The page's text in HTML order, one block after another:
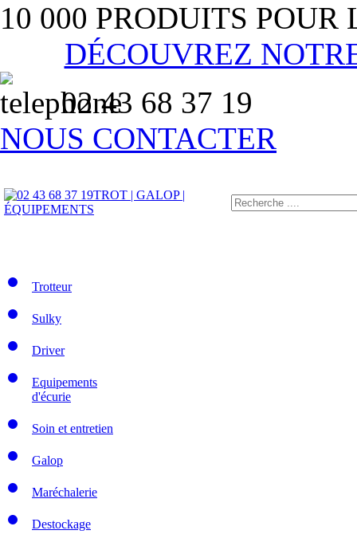
10 000 PRODUITS
DÉCOUVREZ
02 43 68 37 19
NOUS CONTACTER
TROT | GALOP |
ÉQUIPEMENTS
Trotteur
Sulky
Driver
Equipements
d'écurie
Soin et entretien
Galop
Maréchalerie
Destockage